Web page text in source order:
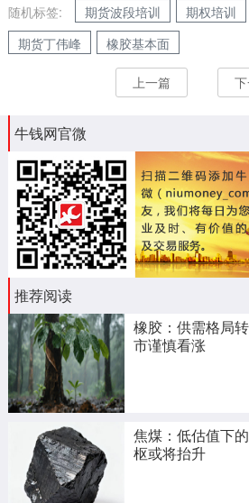
随机标签: 期货波段培训 期权培训
期货丁伟峰
橡胶基本面
上一篇
牛钱网官微
推荐阅读
橡胶：供需格局
市谨慎看涨
焦煤：低估值下
枢或将抬升